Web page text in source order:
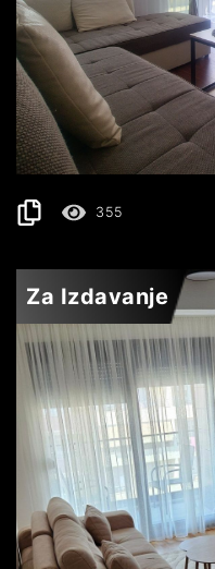
PETROVAC
650€
93 m 2
355
Za Izdavanje
BUDVA